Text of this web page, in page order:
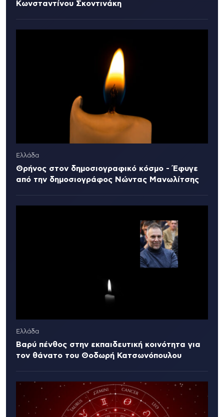
Κωνσταντίνου Σκοντινάκη
Ελλάδα
Θρήνος στον δημοσιογραφικό κόσμο - Έφυγε
από την δημοσιογράφος Νώντας Μανωλίτσης
Ελλάδα
Βαρύ πένθος στην εκπαιδευτική κοινότητα για
τον θάνατο του Θοδωρή Κατσωνόπουλου